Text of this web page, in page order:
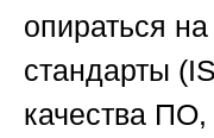
опираться
стандарты
качества